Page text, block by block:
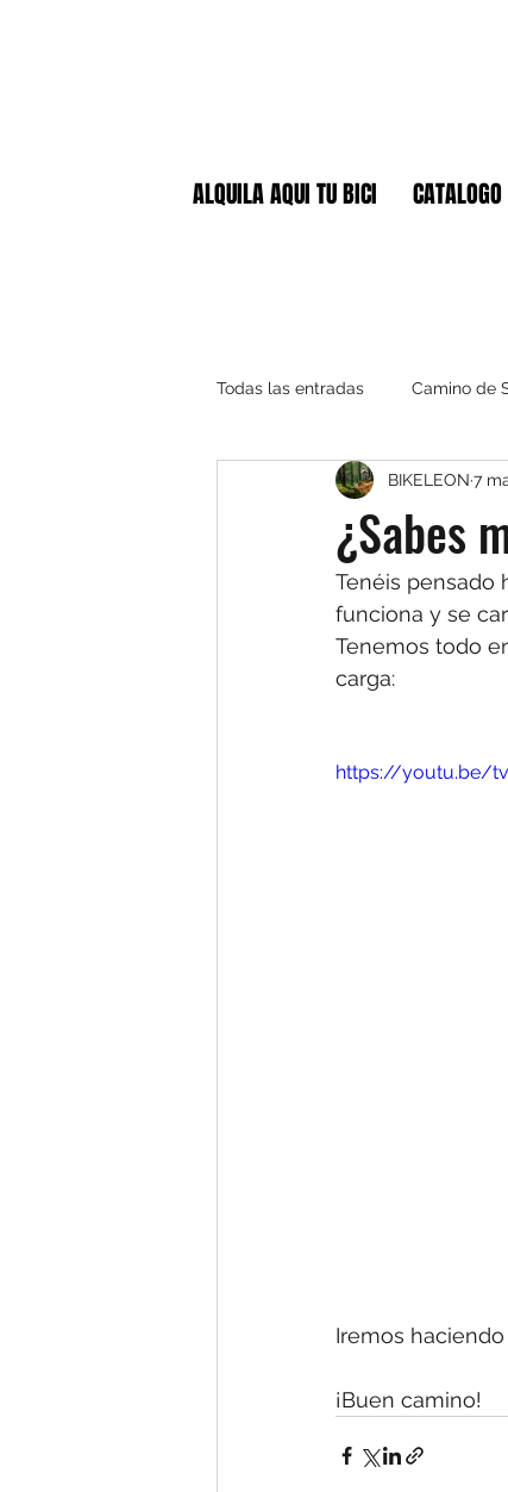
ALQUILA AQUI TU BICI
Todas las entradas Camino de
¿Sabes
BIKELEON 7
Tenéis pensado
funciona y se
Tenemos todo
carga:
https://youtu.be/
Iremos
¡Buen camino!